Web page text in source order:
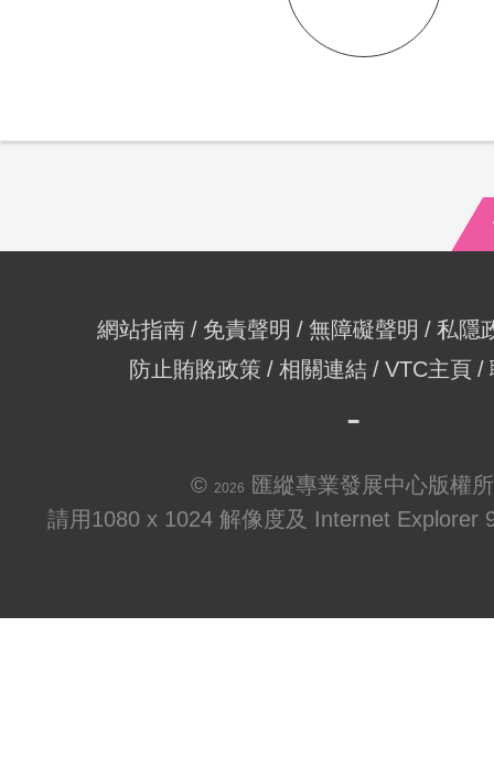
網站指南 免責聲明 無障礙聲明
私隱
防止賄賂政策
相關連結 VTC主頁
© 2026
匯縱專業發展中心版權
請用1080 x 1024 解像度及 Internet Explorer